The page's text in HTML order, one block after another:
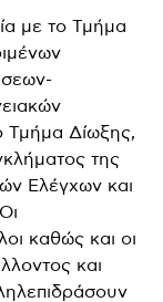
με το Τμήμα
Τμήμα Δίωξης,
της
Ελέγχων και
καθώς και οι
και